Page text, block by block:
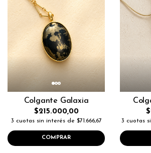
Colgante Galaxia
$215.000,00
3 cuotas sin interés de $71.666,67
COMPRAR
3 cuotas